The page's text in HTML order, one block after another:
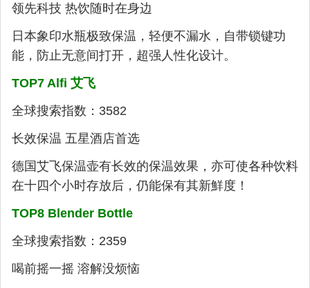
领先科技 热饮随时在身边
日本象印水瓶极致保温，轻便不漏水，自带锁键功
能，防止无意间打开，超强人性化设计。
TOP7 Alfi 艾飞
全球搜索指数：3582
长效保温 五星酒店首选
德国艾飞保温壶有长效的保温效果，亦可使各种饮料
在十四个小时存放后，仍能保有其新鮮度！
TOP8 Blender Bottle
全球搜索指数：2359
喝前摇一摇 溶解没烦恼